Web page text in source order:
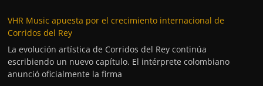
VHR Music apuesta por el crecimiento internacional de
Corridos del Rey
La evolución artística de Corridos del Rey continúa
escribiendo un nuevo capítulo. El intérprete colombiano
anunció oficialmente la firma